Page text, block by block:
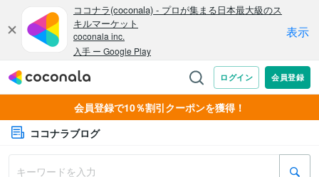
会員登録で10％割引クーポンを獲得！
ココナラブログ